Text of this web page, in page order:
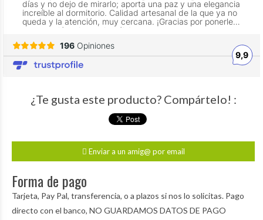
¿Te gusta este producto? Compártelo! :
Enviar a un amig@ por email
Forma de pago
Tarjeta, Pay Pal, transferencia, o a plazos si nos lo solicitas. Pago
directo con el banco, NO GUARDAMOS DATOS DE PAGO